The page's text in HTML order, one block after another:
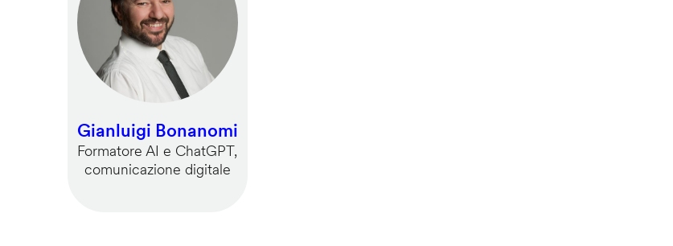
Gianluigi Bonanomi
Formatore AI e ChatGPT,
comunicazione digitale